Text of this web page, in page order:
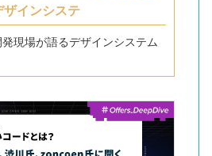
ザインシステ
現場が語るデザインシステム